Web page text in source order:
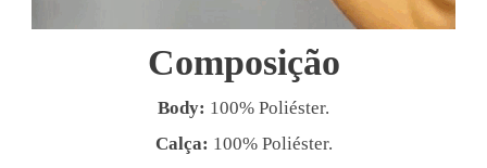
Composição
Body: 100% Poliéster.
Calça: 100% Poliéster.